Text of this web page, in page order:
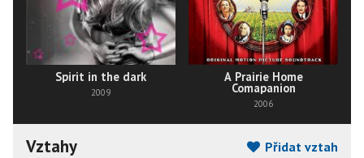
Spirit in the dark
2009
A Prairie Home
Comapanion
2006
Vztahy Přidat vztah